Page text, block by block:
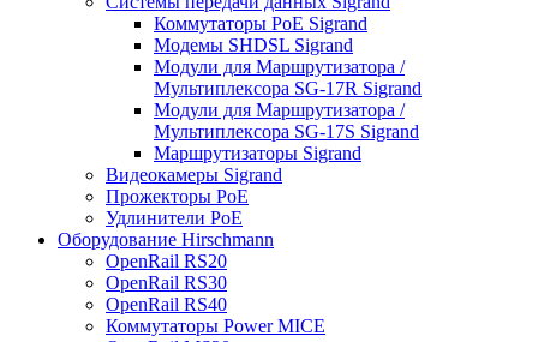
Коммутаторы PoE Sigrand
Модемы SHDSL Sigrand
Модули для Маршрутизатора /
Мультиплексора SG-17R Sigrand
Модули для Маршрутизатора /
Мультиплексора SG-17S Sigrand
Маршрутизаторы Sigrand
Видеокамеры Sigrand
Прожекторы PoE
Удлинители PoE
Оборудование Hirschmann
OpenRail RS20
OpenRail RS30
OpenRail RS40
Коммутаторы Power MICE